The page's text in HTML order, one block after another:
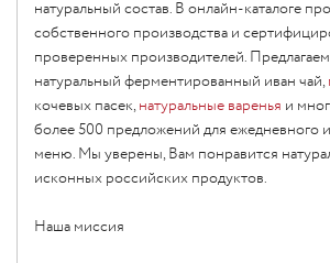
натуральный состав. В онлайн-каталоге
собственного производства и
проверенных производителей.
натуральный ферментированный иван чай,
кочевых пасек,натуральные варенья и
более 500 предложений для ежедневного
меню. Мы уверены, Вам понравится
исконных российских продуктов.
Наша миссия